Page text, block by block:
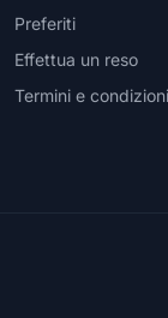
Preferiti
Effettua un reso
Termini e condizioni